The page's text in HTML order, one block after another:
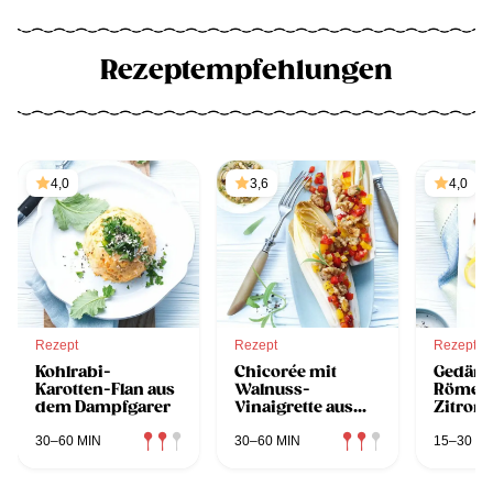
Rezeptempfehlungen
4,0
Rezept
Kohlrabi-
Karotten-Flan aus
dem Dampfgarer
30–60 MIN
3,6
Rezept
Chicorée mit
Walnuss-
Vinaigrette aus
30–60 MIN
4,0
Rezept
15–30